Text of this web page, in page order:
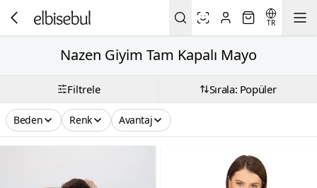
TR
Nazen Giyim Tam Kapalı Mayo
Filtrele Sırala: Popüler
Beden Renk Avantaj